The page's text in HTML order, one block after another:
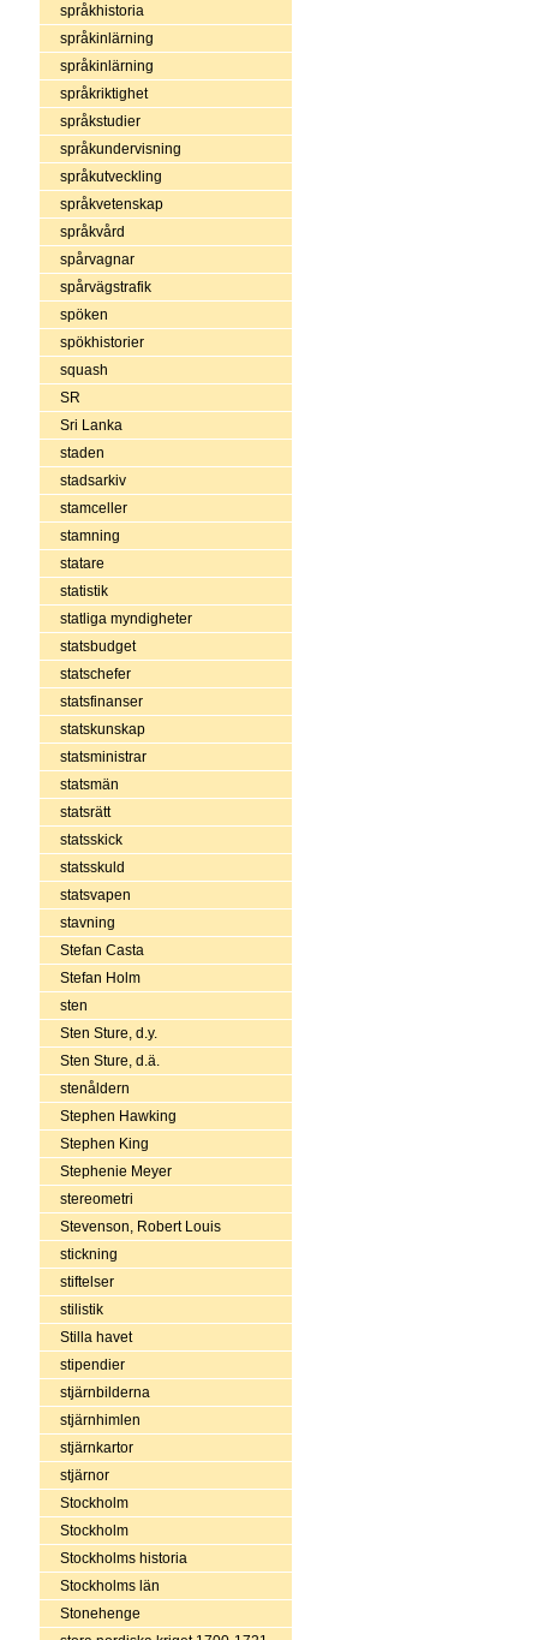
språkhistoria
språkinlärning
språkinlärning
språkriktighet
språkstudier
språkundervisning
språkutveckling
språkvetenskap
språkvård
spårvagnar
spårvägstrafik
spöken
spökhistorier
squash
SR
Sri Lanka
staden
stadsarkiv
stamceller
stamning
statare
statistik
statliga myndigheter
statsbudget
statschefer
statsfinanser
statskunskap
statsministrar
statsmän
statsrätt
statsskick
statsskuld
statsvapen
stavning
Stefan Casta
Stefan Holm
sten
Sten Sture, d.y.
Sten Sture, d.ä.
stenåldern
Stephen Hawking
Stephen King
Stephenie Meyer
stereometri
Stevenson, Robert Louis
stickning
stiftelser
stilistik
Stilla havet
stipendier
stjärnbilderna
stjärnhimlen
stjärnkartor
stjärnor
Stockholm
Stockholm
Stockholms historia
Stockholms län
Stonehenge